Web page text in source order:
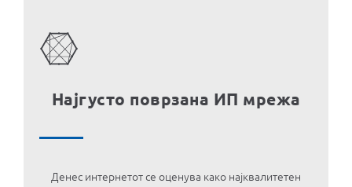
Pagesa e faturave
За Неотел
Најгусто поврзана ИП мрежа
Денес интернетот се оценува како најквалитетен